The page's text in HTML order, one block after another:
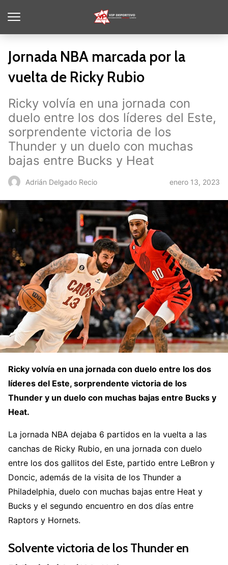
Jornada NBA marcada por la
vuelta de Ricky Rubio
Ricky volvía en una jornada con
duelo entre los dos líderes del Este,
sorprendente victoria de los
Thunder y un duelo con muchas
bajas entre Bucks y Heat
Adrián Delgado Recio enero 13, 2023
Ricky volvía en una jornada con duelo entre los dos
líderes del Este, sorprendente victoria de los
Thunder y un duelo con muchas bajas entre Bucks y
Heat.
La jornada NBA dejaba 6 partidos en la vuelta a las
canchas de Ricky Rubio, en una jornada con duelo
entre los dos gallitos del Este, partido entre LeBron y
Doncic, además de la visita de los Thunder a
Philadelphia, duelo con muchas bajas entre Heat y
Bucks y el segundo encuentro en dos días entre
Raptors y Hornets.
Solvente victoria de los Thunder en